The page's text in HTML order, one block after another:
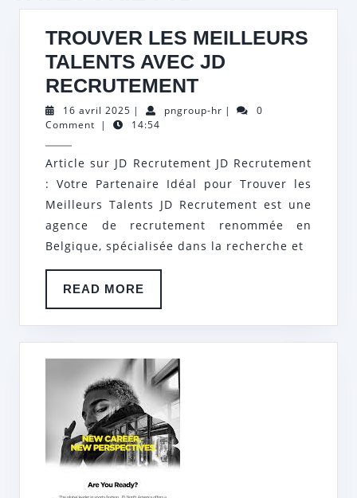
TROUVER LES MEILLEURS
TALENTS AVEC JD
RECRUTEMENTTROUVER
LES
TALENTS
AVEC
JD
RECRUTEMENT
16 avril 2025 16
avril
| pngroup-hrpngroup-
|
0
Comment | 14:54
Article sur JD Recrutement JD Recrutement
: Votre Partenaire Idéal pour Trouver les
Meilleurs Talents JD Recrutement est une
agence de recrutement renommée en
Belgique, spécialisée dans la recherche et
READ MORE
MORE